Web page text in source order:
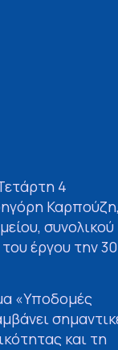
4
συνολικού
έργου την
«Υποδομές
και τη